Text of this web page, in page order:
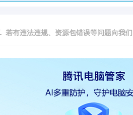
若有违法违规、资源包错误等问题向我们